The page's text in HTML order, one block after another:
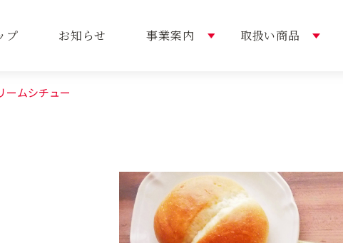
プ お知らせ 事業案内
選ばれる理由
取扱い商品
おすすめレシピ
トップメッセージ
ムシチュー